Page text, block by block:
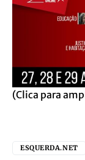
(Clica para
ESQUERDA.NET